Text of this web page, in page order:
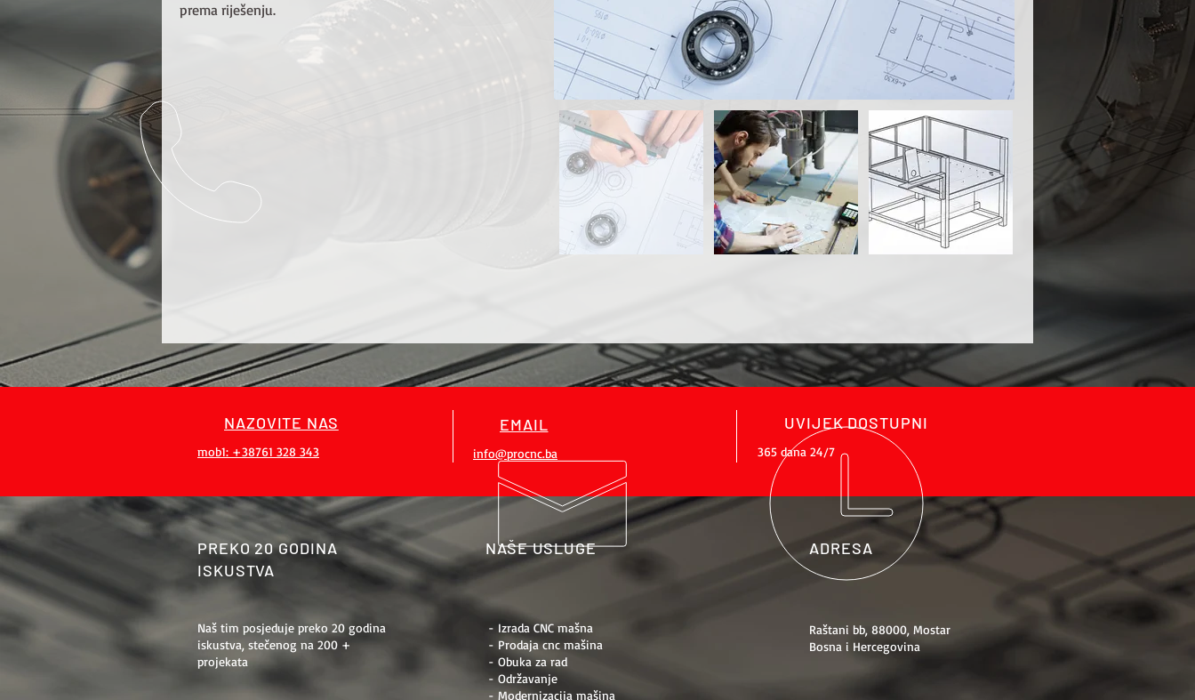
prema riješenju.
NAZOVITE NAS
mob1: +38761 328 343
EMAIL
info@procnc.ba
UVIJEK DOSTUPNI
365 dana 24/7
PREKO 20 GODINA
ISKUSTVA
NAŠE USLUGE ADRESA
Naš tim posjeduje preko 20 godina
iskustva, stečenog na 200 +
projekata
- Izrada CNC mašna
- Prodaja cnc mašina
- Obuka za rad
- Održavanje
- Modernizacija mašina
Raštani bb, 88000, Mostar
Bosna i Hercegovina